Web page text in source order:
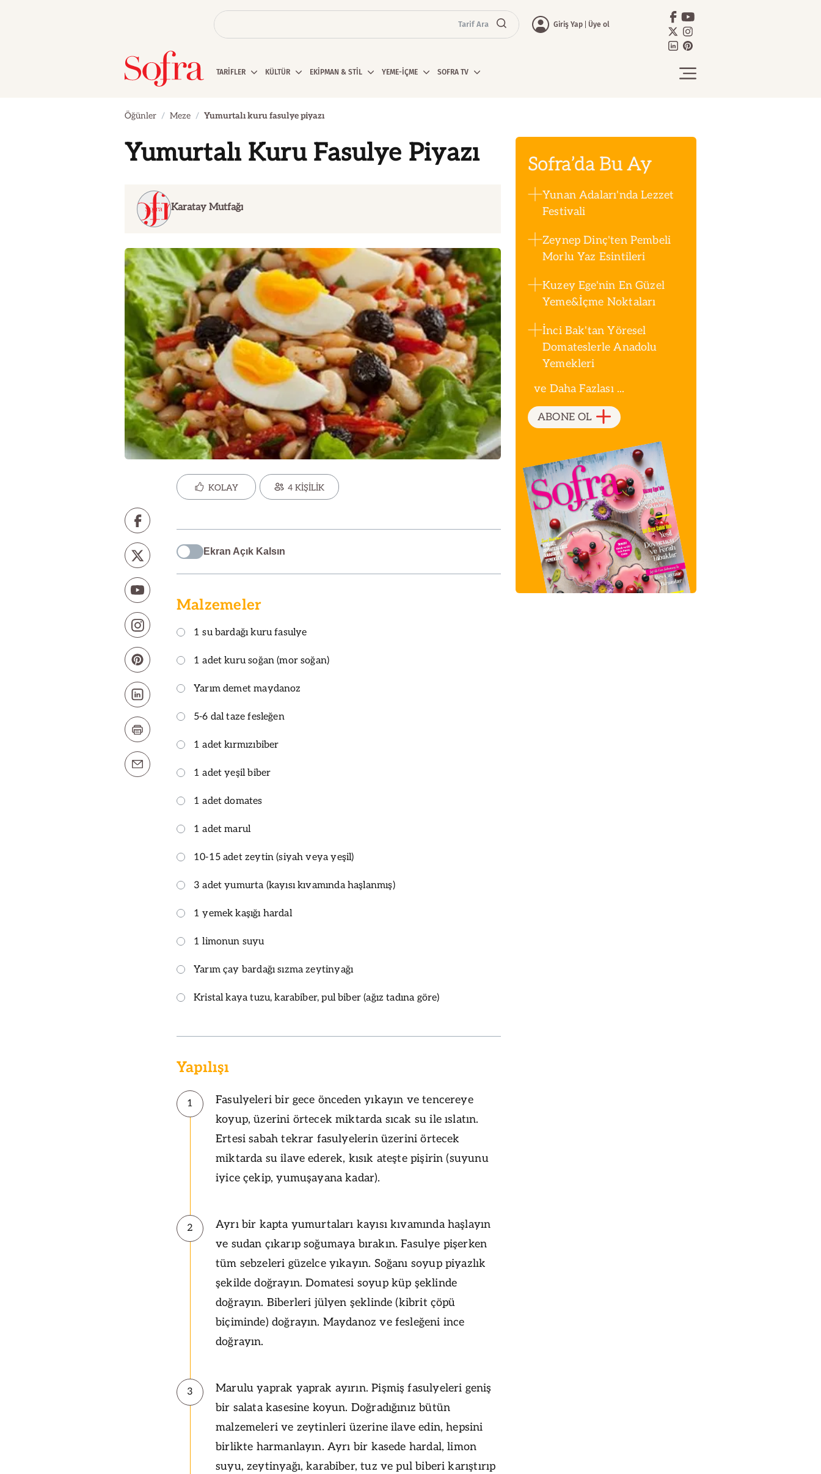
Tarif Ara Giriş Yap Üye ol
TARİFLER KÜLTÜR EKİPMAN & STİL YEME-İÇME SOFRA TV
Öğünler Meze Yumurtalı kuru fasulye piyazı
Yumurtalı Kuru Fasulye Piyazı
Karatay Mutfağı
KOLAY 4 KİŞİLİK
Ekran Açık Kalsın
Malzemeler
1 su bardağı kuru fasulye
1 adet kuru soğan (mor soğan)
Yarım demet maydanoz
5-6 dal taze fesleğen
1 adet kırmızıbiber
1 adet yeşil biber
1 adet domates
1 adet marul
10-15 adet zeytin (siyah veya yeşil)
3 adet yumurta (kayısı kıvamında haşlanmış)
1 yemek kaşığı hardal
1 limonun suyu
Yarım çay bardağı sızma zeytinyağı
Kristal kaya tuzu, karabiber, pul biber (ağız tadına göre)
Yapılışı
1
Fasulyeleri bir gece önceden yıkayın ve tencereye
koyup, üzerini örtecek miktarda sıcak su ile ıslatın.
Ertesi sabah tekrar fasulyelerin üzerini örtecek
miktarda su ilave ederek, kısık ateşte pişirin (suyunu
iyice çekip, yumuşayana kadar).
2
Ayrı bir kapta yumurtaları kayısı kıvamında haşlayın
ve sudan çıkarıp soğumaya bırakın. Fasulye pişerken
tüm sebzeleri güzelce yıkayın. Soğanı soyup piyazlık
şekilde doğrayın. Domatesi soyup küp şeklinde
doğrayın. Biberleri jülyen şeklinde (kibrit çöpü
biçiminde) doğrayın. Maydanoz ve fesleğeni ince
doğrayın.
3
Marulu yaprak yaprak ayırın. Pişmiş fasulyeleri geniş
bir salata kasesine koyun. Doğradığınız bütün
malzemeleri ve zeytinleri üzerine ilave edin, hepsini
birlikte harmanlayın. Ayrı bir kasede hardal, limon
suyu, zeytinyağı, karabiber, tuz ve pul biberi karıştırıp
Sofra’da Bu Ay
Yunan Adaları'nda Lezzet
Festivali
Zeynep Dinç'ten Pembeli
Morlu Yaz Esintileri
Kuzey Ege'nin En Güzel
Yeme&İçme Noktaları
İnci Bak'tan Yöresel
Domateslerle Anadolu
Yemekleri
ve Daha Fazlası ...
ABONE OL